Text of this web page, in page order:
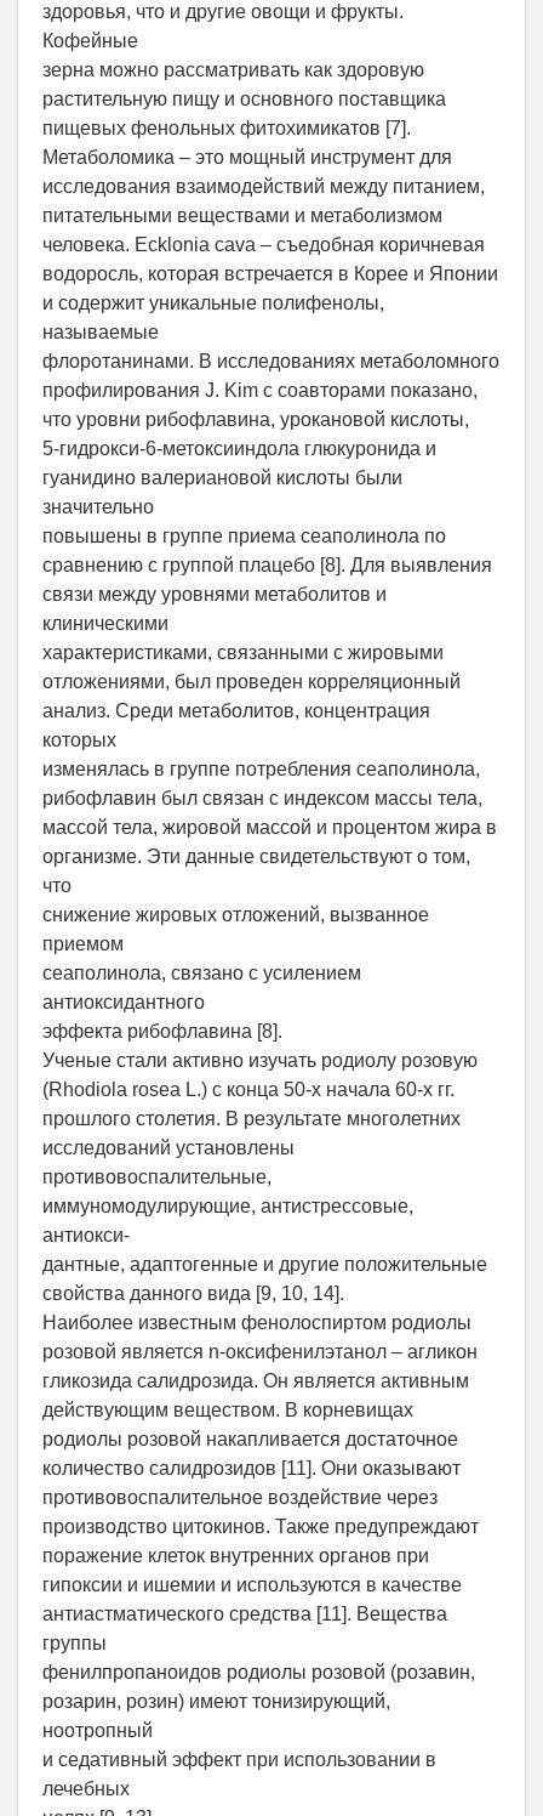
здоровья, что и другие овощи и фрукты.
Кофейные
зерна можно рассматривать как здоровую
растительную пищу и основного поставщика
пищевых фенольных фитохимикатов [7].
Метаболомика – это мощный инструмент для
исследования взаимодействий между питанием,
питательными веществами и метаболизмом
человека. Ecklonia cava – съедобная коричневая
водоросль, которая встречается в Корее и Японии
и содержит уникальные полифенолы,
называемые
флоротанинами. В исследованиях метаболомного
профилирования J. Kim с соавторами показано,
что уровни рибофлавина, урокановой кислоты,
5-гидрокси-6-метоксииндола глюкуронида и
гуанидино валериановой кислоты были
значительно
повышены в группе приема сеаполинола по
сравнению с группой плацебо [8]. Для выявления
связи между уровнями метаболитов и
клиническими
характеристиками, связанными с жировыми
отложениями, был проведен корреляционный
анализ. Среди метаболитов, концентрация
которых
изменялась в группе потребления сеаполинола,
рибофлавин был связан с индексом массы тела,
массой тела, жировой массой и процентом жира в
организме. Эти данные свидетельствуют о том,
что
снижение жировых отложений, вызванное
приемом
сеаполинола, связано с усилением
антиоксидантного
эффекта рибофлавина [8].
Ученые стали активно изучать родиолу розовую
(Rhodiola rosea L.) с конца 50-х начала 60-х гг.
прошлого столетия. В результате многолетних
исследований установлены
противовоспалительные,
иммуномодулирующие, антистрессовые,
антиокси-
дантные, адаптогенные и другие положительные
свойства данного вида [9, 10, 14].
Наиболее известным фенолоспиртом родиолы
розовой является n-оксифенилэтанол – агликон
гликозида салидрозида. Он является активным
действующим веществом. В корневищах
родиолы розовой накапливается достаточное
количество салидрозидов [11]. Они оказывают
противовоспалительное воздействие через
производство цитокинов. Также предупреждают
поражение клеток внутренних органов при
гипоксии и ишемии и используются в качестве
антиастматического средства [11]. Вещества
группы
фенилпропаноидов родиолы розовой (розавин,
розарин, розин) имеют тонизирующий,
ноотропный
и седативный эффект при использовании в
лечебных